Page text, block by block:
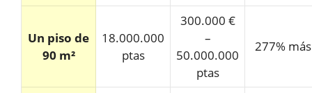
Un piso de
90 m²
18.000.000
ptas
300.000 €
–
50.000.000
ptas
277% más